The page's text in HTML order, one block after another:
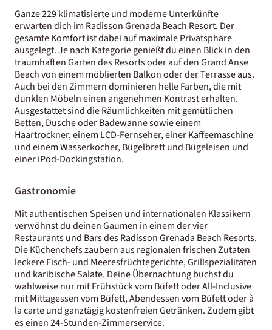
Ganze 229 klimatisierte und moderne Unterkünfte
erwarten dich im Radisson Grenada Beach Resort. Der
gesamte Komfort ist dabei auf maximale Privatsphäre
ausgelegt. Je nach Kategorie genießt du einen Blick in den
traumhaften Garten des Resorts oder auf den Grand Anse
Beach von einem möblierten Balkon oder der Terrasse aus.
Auch bei den Zimmern dominieren helle Farben, die mit
dunklen Möbeln einen angenehmen Kontrast erhalten.
Ausgestattet sind die Räumlichkeiten mit gemütlichen
Betten, Dusche oder Badewanne sowie einem
Haartrockner, einem LCD-Fernseher, einer Kaffeemaschine
und einem Wasserkocher, Bügelbrett und Bügeleisen und
einer iPod-Dockingstation.
Gastronomie
Mit authentischen Speisen und internationalen Klassikern
verwöhnst du deinen Gaumen in einem der vier
Restaurants und Bars des Radisson Grenada Beach Resorts.
Die Küchenchefs zaubern aus regionalen frischen Zutaten
leckere Fisch- und Meeresfrüchtegerichte, Grillspezialitäten
und karibische Salate. Deine Übernachtung buchst du
wahlweise nur mit Frühstück vom Büfett oder All-Inclusive
mit Mittagessen vom Büfett, Abendessen vom Büfett oder à
la carte und ganztägig kostenfreien Getränken. Zudem gibt
es einen 24-Stunden-Zimmerservice.